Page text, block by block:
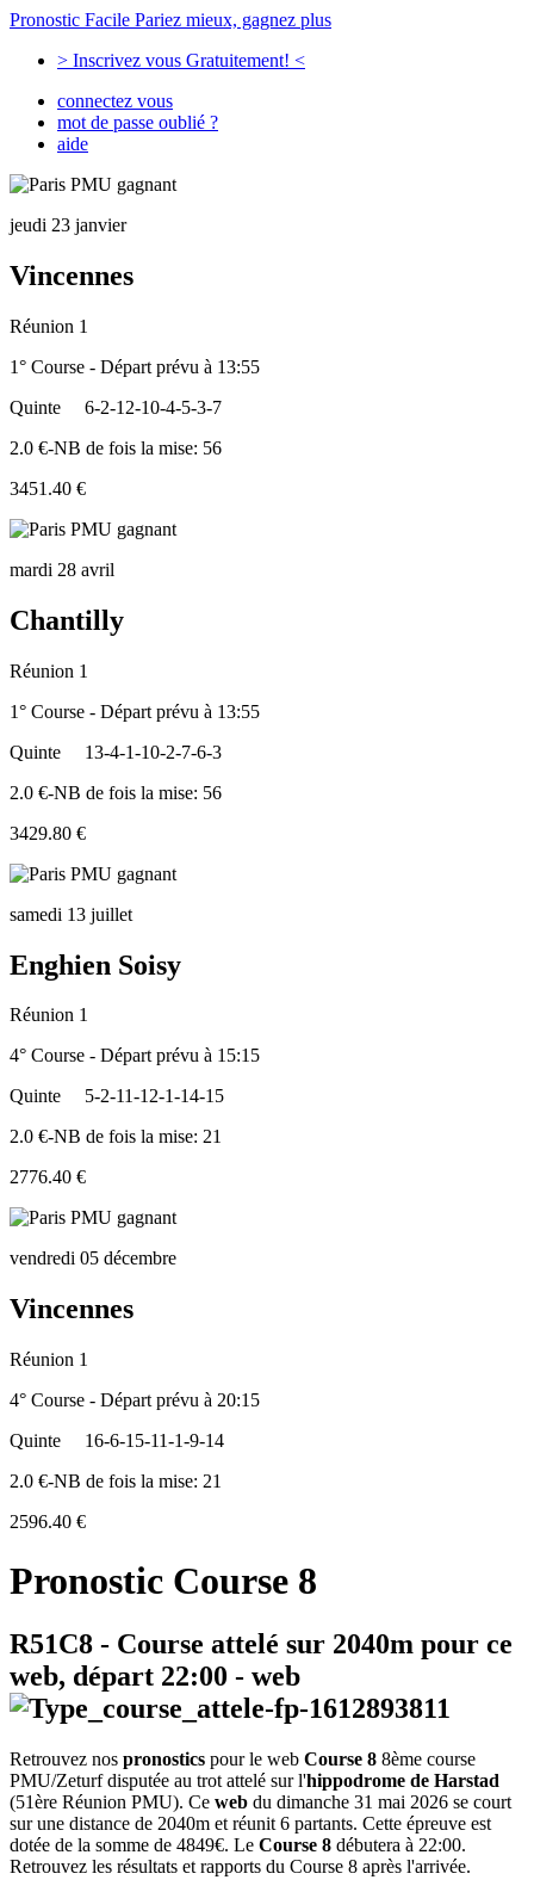
Pronostic Facile Pariez mieux, gagnez plus
> Inscrivez vous Gratuitement! <
connectez vous
mot de passe oublié ?
aide
jeudi 23 janvier
Vincennes
Réunion 1
1° Course - Départ prévu à 13:55
Quinte
6-2-12-10-4-5-3-7
2.0 €-NB de fois la mise: 56
3451.40 €
mardi 28 avril
Chantilly
Réunion 1
1° Course - Départ prévu à 13:55
Quinte
13-4-1-10-2-7-6-3
2.0 €-NB de fois la mise: 56
3429.80 €
samedi 13 juillet
Enghien Soisy
Réunion 1
4° Course - Départ prévu à 15:15
Quinte
5-2-11-12-1-14-15
2.0 €-NB de fois la mise: 21
2776.40 €
vendredi 05 décembre
Vincennes
Réunion 1
4° Course - Départ prévu à 20:15
Quinte
16-6-15-11-1-9-14
2.0 €-NB de fois la mise: 21
2596.40 €
Pronostic Course 8
R51C8 - Course attelé sur 2040m pour ce
web, départ 22:00 - web
Retrouvez nos pronostics pour le web Course 8 8ème course
PMU/Zeturf disputée au trot attelé sur l'hippodrome de Harstad
(51ère Réunion PMU). Ce web du dimanche 31 mai 2026 se court
sur une distance de 2040m et réunit 6 partants. Cette épreuve est
dotée de la somme de 4849€. Le Course 8 débutera à 22:00.
Retrouvez les résultats et rapports du Course 8 après l'arrivée.